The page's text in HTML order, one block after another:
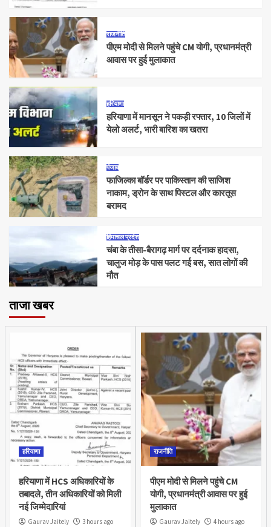
राजनीति
पीएम मोदी से मिलने पहुंचे CM योगी, प्रधानमंत्री
आवास पर हुई मुलाकात
हरियाणा
हरियाणा में मानसून ने पकड़ी रफ्तार, 10 जिलों में
येलो अलर्ट, भारी बारिश का खतरा
पंजाब
फाजिल्का बॉर्डर पर पाकिस्तान की साजिश
नाकाम, ड्रोन के साथ पिस्टल और कारतूस
बरामद
हिमाचल प्रदेश
चंबा के तीसा-बैरागढ़ मार्ग पर दर्दनाक हादसा,
चालुज मोड़ के पास पलट गई बस, सात लोगों की
मौत
ताजा खबर
हरियाणा
हरियाणा में HCS अधिकारियों के
तबादले, तीन अधिकारियों को मिली
नई जिम्मेदारियां
Gaurav Jaitely
3 hours ago
राजनीति
पीएम मोदी से मिलने पहुंचे CM
योगी, प्रधानमंत्री आवास पर हुई
मुलाकात
Gaurav Jaitely
4 hours ago